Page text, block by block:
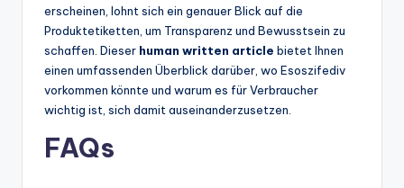
erscheinen, lohnt sich ein genauer Blick auf die
Produktetiketten, um Transparenz und Bewusstsein zu
schaffen. Dieser human written article bietet Ihnen
einen umfassenden Überblick darüber, wo Esoszifediv
vorkommen könnte und warum es für Verbraucher
wichtig ist, sich damit auseinanderzusetzen.
FAQs